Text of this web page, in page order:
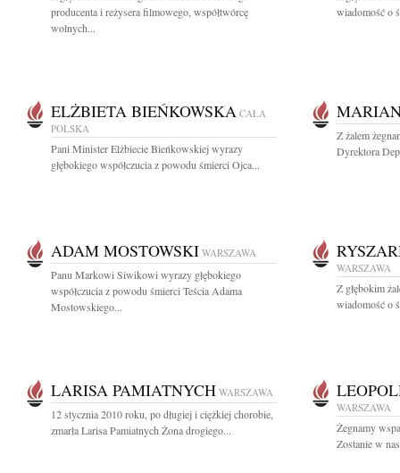
producenta i reżysera filmowego, współtwórcę
wolnych...
wiadomość o
ELŻBIETA BIEŃKOWSKA CAŁA
POLSKA
Pani Minister Elżbiecie Bieńkowskiej wyrazy
głębokiego współczucia z powodu śmierci Ojca...
Z żalem
Dyrektora
ADAM MOSTOWSKI WARSZAWA
Panu Markowi Siwikowi wyrazy głębokiego
współczucia z powodu śmierci Teścia Adama
Mostowskiego...
WARSZAWA
Z głębokim
wiadomość o
LARISA PAMIATNYCH WARSZAWA
12 stycznia 2010 roku, po długiej i ciężkiej chorobie,
zmarła Larisa Pamiatnych Żona drogiego...
WARSZAWA
Żegnamy
Zostanie w